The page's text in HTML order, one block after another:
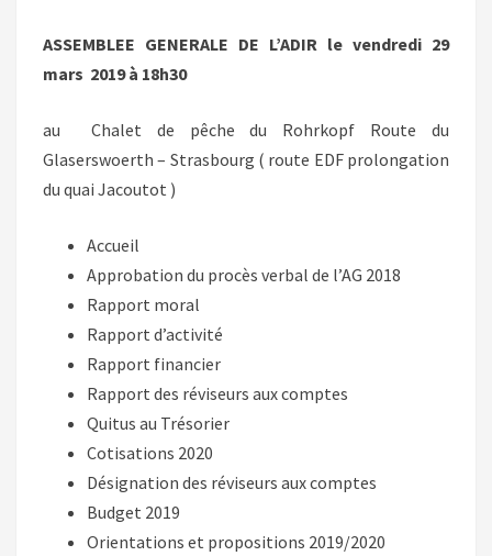
ASSEMBLEE GENERALE DE L’ADIR le vendredi 29
mars 2019 à 18h30
au
Chalet de pêche du Rohrkopf Route du
Glaserswoerth – Strasbourg ( route EDF prolongation
du quai Jacoutot )
Accueil
Approbation du procès verbal de l’AG 2018
Rapport moral
Rapport d’activité
Rapport financier
Rapport des réviseurs aux comptes
Quitus au Trésorier
Cotisations 2020
Désignation des réviseurs aux comptes
Budget 2019
Orientations et propositions 2019/2020